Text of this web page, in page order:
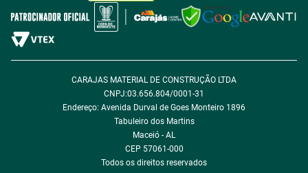
Política de Desconto
Fale com encarregado de dados
CARAJAS MATERIAL DE CONSTRUÇÃO LTDA
CNPJ:03.656.804/0001-31
Endereço: Avenida Durval de Goes Monteiro 1896
Tabuleiro dos Martins
Maceió - AL
CEP 57061-000
Todos os direitos reservados